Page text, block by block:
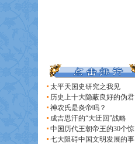
太平天国史研究之我见
历史上十大隐蔽良好的伪君
神农氏是炎帝吗？
成吉思汗的“大迂回”战略
中国历代王朝帝王的30个惊
七大阻碍中国文明发展的事